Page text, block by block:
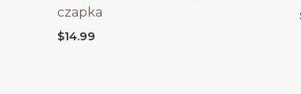
czapka
$14.99